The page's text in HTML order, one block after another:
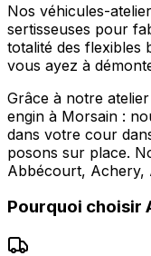
Nos véhicules-
sertisseuses pour
totalité des flexibles
vous ayez à
Grâce à notre
engin à Morsain :
dans votre cour
posons sur place.
Abbécourt, Achery,
Pourquoi choisir